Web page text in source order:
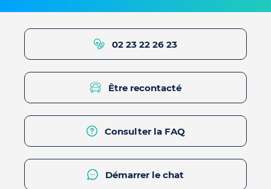
02 23 22 26 23
Être recontacté
Consulter la FAQ
Démarrer le chat